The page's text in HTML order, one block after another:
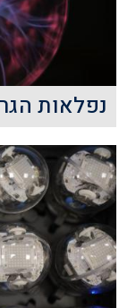
הגרעין,
נפלאות